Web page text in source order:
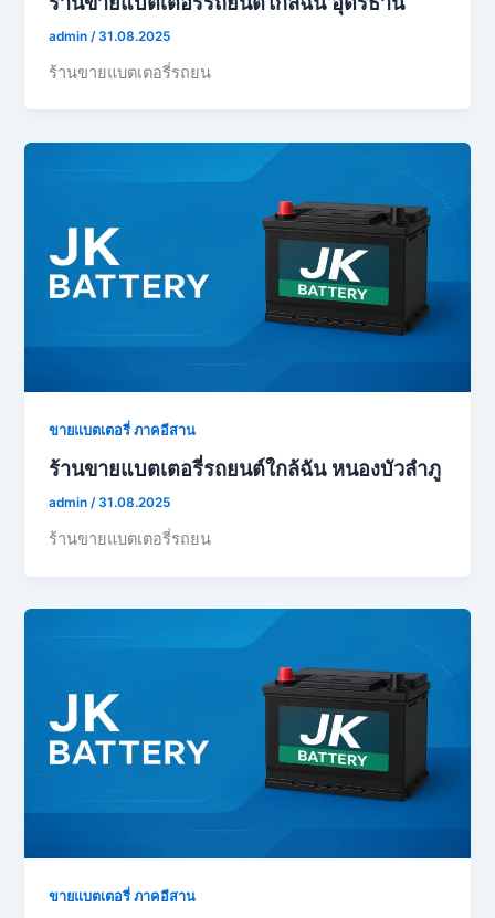
admin /31.08.2025
ร้านขายแบตเตอรี่รถยน
ขายแบตเตอรี่ ภาคอีสาน
ร้านขายแบตเตอรี่รถยนต์ใกล้ฉัน หนองบัวลำภู
admin/31.08.2025
ร้านขายแบตเตอรี่รถยน
ขายแบตเตอรี่ ภาคอีสาน